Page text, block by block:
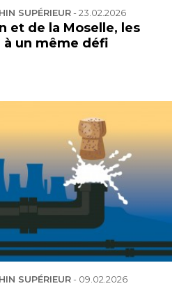
SUPÉRIEUR-23.02.2026
et de la Moselle, les
un même défi
SUPÉRIEUR- 09.02.2026